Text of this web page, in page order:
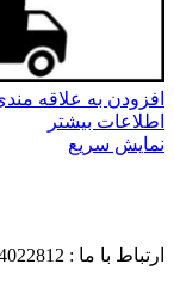
افزودن به علاقه
اطلاعات بیشتر
نمایش سریع
ارتباط با ما : 09124022812